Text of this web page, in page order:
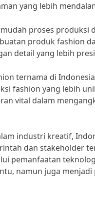
yang lebih
proses produksi
produk fashion
detail yang lebih
ternama di
fashion yang lebih
vital dalam
industri kreatif,
dan stakeholder
pemanfaatan
namun juga